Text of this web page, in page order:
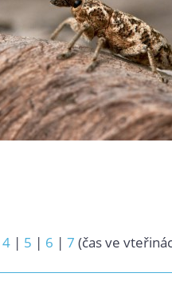
4 | 5 | 6 | 7 (čas ve